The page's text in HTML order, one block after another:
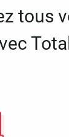
tous